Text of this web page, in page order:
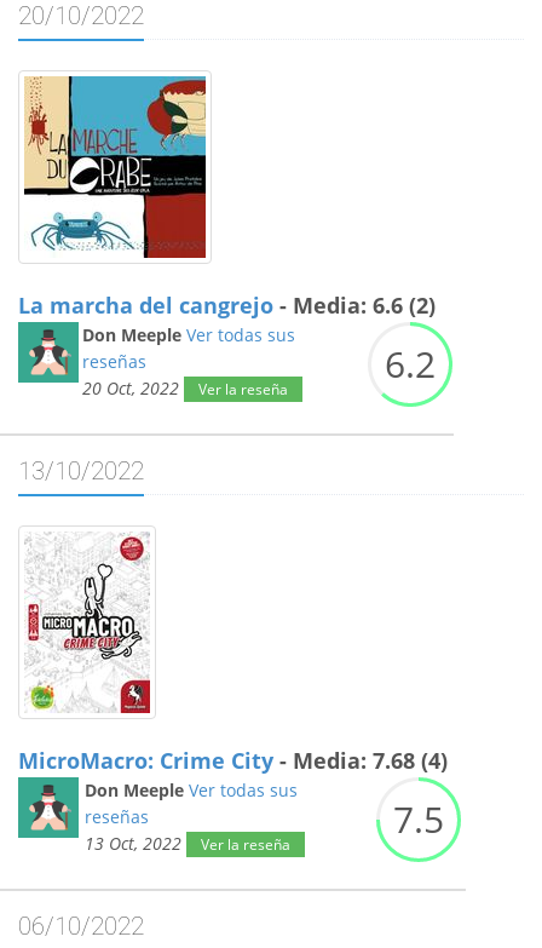
20/10/2022
La marcha del cangrejo - Media: 6.6 (2)
Don Meeple Ver todas sus
reseñas
20 Oct, 2022
Ver la reseña
6.2
13/10/2022
MicroMacro: Crime City - Media: 7.68 (4)
Don Meeple Ver todas sus
reseñas
13 Oct, 2022
Ver la reseña
7.5
06/10/2022